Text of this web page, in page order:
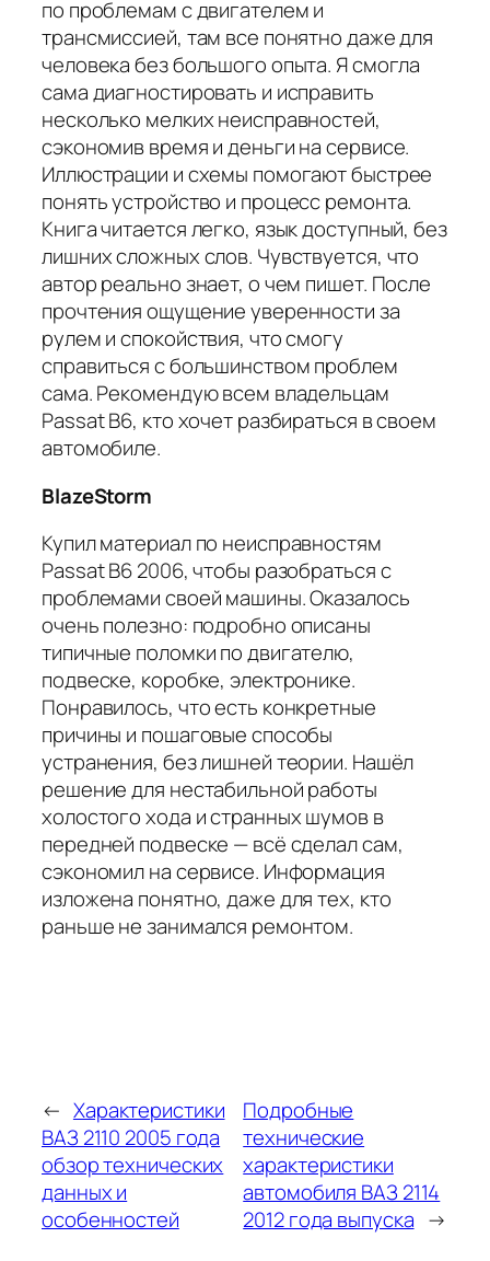
по проблемам с двигателем и
трансмиссией, там все понятно даже для
человека без большого опыта. Я смогла
сама диагностировать и исправить
несколько мелких неисправностей,
сэкономив время и деньги на сервисе.
Иллюстрации и схемы помогают быстрее
понять устройство и процесс ремонта.
Книга читается легко, язык доступный, без
лишних сложных слов. Чувствуется, что
автор реально знает, о чем пишет. После
прочтения ощущение уверенности за
рулем и спокойствия, что смогу
справиться с большинством проблем
сама. Рекомендую всем владельцам
Passat B6, кто хочет разбираться в своем
автомобиле.
BlazeStorm
Купил материал по неисправностям
Passat B6 2006, чтобы разобраться с
проблемами своей машины. Оказалось
очень полезно: подробно описаны
типичные поломки по двигателю,
подвеске, коробке, электронике.
Понравилось, что есть конкретные
причины и пошаговые способы
устранения, без лишней теории. Нашёл
решение для нестабильной работы
холостого хода и странных шумов в
передней подвеске — всё сделал сам,
сэкономил на сервисе. Информация
изложена понятно, даже для тех, кто
раньше не занимался ремонтом.
← Характеристики
ВАЗ 2110 2005 года
обзор технических
данных и
особенностей
Подробные
технические
характеристики
автомобиля ВАЗ 2114
2012 года выпуска →